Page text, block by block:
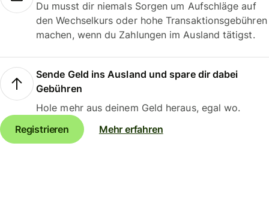
Du musst dir niemals Sorgen um Aufschläge auf
den Wechselkurs oder hohe Transaktionsgebühren
machen, wenn du Zahlungen im Ausland tätigst.
Sende Geld ins Ausland und spare dir dabei
Gebühren
Hole mehr aus deinem Geld heraus, egal wo.
Registrieren
Mehr erfahren